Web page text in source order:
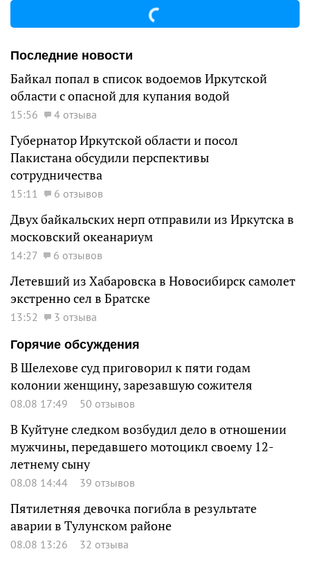
Последние новости
Байкал попал в список водоемов Иркутской
области с опасной для купания водой
15:56 4 отзыва
Губернатор Иркутской области и посол
Пакистана обсудили перспективы
сотрудничества
15:11 6 отзывов
Двух байкальских нерп отправили из Иркутска в
московский океанариум
14:27 6 отзывов
Летевший из Хабаровска в Новосибирск самолет
экстренно сел в Братске
13:52
3 отзыва
Горячие обсуждения
В Шелехове суд приговорил к пяти годам
колонии женщину, зарезавшую сожителя
08.08 17:49 50 отзывов
В Куйтуне следком возбудил дело в отношении
мужчины, передавшего мотоцикл своему 12-
летнему сыну
08.08 14:44 39 отзывов
Пятилетняя девочка погибла в результате
аварии в Тулунском районе
08.08 13:26 32 отзыва